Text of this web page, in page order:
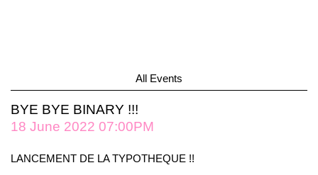
All Events
BYE BYE BINARY !!!
18 June 2022 07:00PM
LANCEMENT DE LA TYPOTHEQUE !!